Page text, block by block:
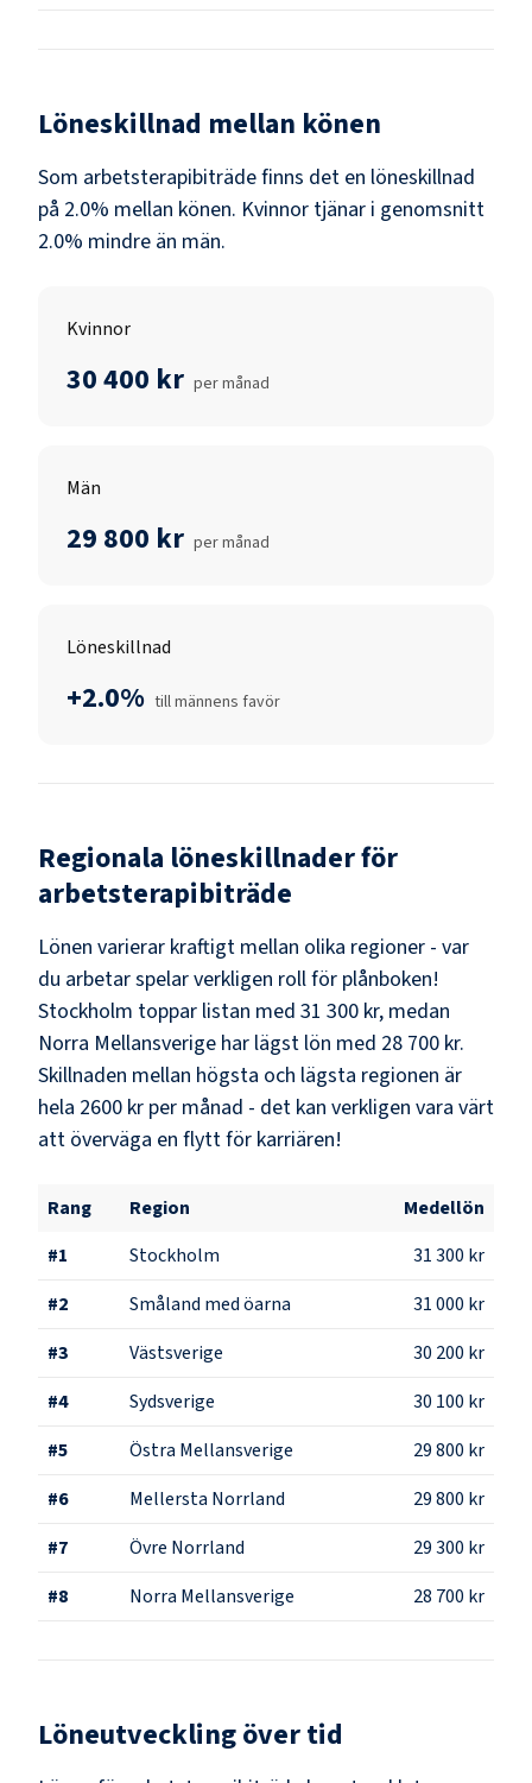
Löneskillnad mellan könen
Som arbetsterapibiträdefinns det en löneskillnad
på 2.0% mellan könen. Kvinnor tjänar i genomsnitt
2.0% mindre än män.
Kvinnor
30 400 kr per månad
Män
29 800 kr per månad
Löneskillnad
+2.0% till männens favör
Regionala löneskillnader för
arbetsterapibiträde
Lönen varierar kraftigt mellan olika regioner - var
du arbetar spelar verkligen roll för plånboken!
Stockholm toppar listan med 31 300 kr, medan
Norra Mellansverige har lägst lön med 28 700 kr.
Skillnaden mellan högsta och lägsta regionen är
hela 2600 kr per månad - det kan verkligen vara värt
att överväga en flytt för karriären!
Rang Region
Medellön
#1 Stockholm
31 300 kr
#2 Småland med öarna
31 000 kr
#3 Västsverige
30 200 kr
#4 Sydsverige
30 100 kr
#5 Östra Mellansverige
29 800 kr
#6 Mellersta Norrland
29 800 kr
#7 Övre Norrland
29 300 kr
#8 Norra Mellansverige 28 700 kr
Löneutveckling över tid